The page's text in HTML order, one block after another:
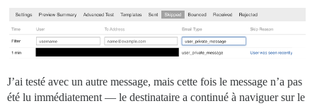
J’ai testé avec un autre message, mais cette fois le message n’a pas
été lu immédiatement — le destinataire a continué à naviguer sur le